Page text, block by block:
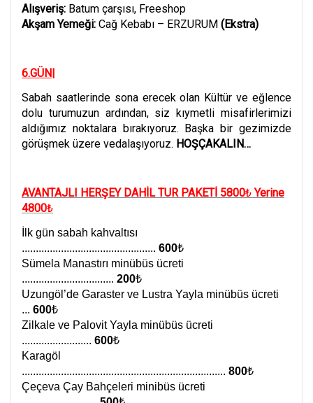
Alışveriş: Batum çarşısı, Freeshop
Akşam Yemeği: Cağ Kebabı – ERZURUM (Ekstra)
6.GÜN|
Sabah saatlerinde sona erecek olan Kültür ve eğlence
dolu turumuzun ardından, siz kıymetli misafirlerimizi
aldığımız noktalara bırakıyoruz. Başka bir gezimizde
görüşmek üzere vedalaşıyoruz. HOŞÇAKALIN…
AVANTAJLI HERŞEY DAHİL TUR PAKETİ 5800₺Yerine
4800₺
İlk gün sabah kahvaltısı
................................................ 600₺
Sümela Manastırı minübüs ücreti
................................. 200₺
Uzungöl’de Garaster ve Lustra Yayla minübüs ücreti
... 600₺
Zilkale ve Palovit Yayla minübüs ücreti
......................... 600₺
Karagöl
......................................................................... 800₺
Çeçeva Çay Bahçeleri minibüs ücreti